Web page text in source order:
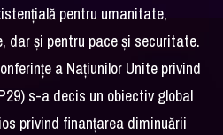
pentru umanitate,
dar și pentru pace și securitate.
a Națiunilor Unite privind
s-a decis un obiectiv global
privind finanțarea diminuării